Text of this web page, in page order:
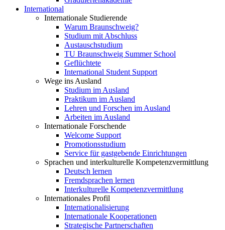
International
Internationale Studierende
Warum Braunschweig?
Studium mit Abschluss
Austauschstudium
TU Braunschweig Summer School
Geflüchtete
International Student Support
Wege ins Ausland
Studium im Ausland
Praktikum im Ausland
Lehren und Forschen im Ausland
Arbeiten im Ausland
Internationale Forschende
Welcome Support
Promotionsstudium
Service für gastgebende Einrichtungen
Sprachen und interkulturelle Kompetenzvermittlung
Deutsch lernen
Fremdsprachen lernen
Interkulturelle Kompetenzvermittlung
Internationales Profil
Internationalisierung
Internationale Kooperationen
Strategische Partnerschaften